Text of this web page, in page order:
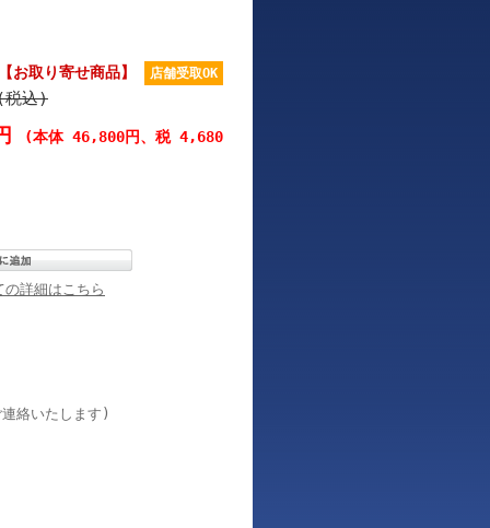
取り寄せ商品】 店舗受取OK
込)
(本体 46,800円、税 4,680
の詳細はこちら
絡いたします)